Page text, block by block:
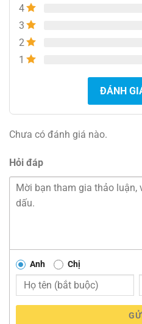
4
3
2
1
ĐÁNH
Chưa có đánh giá nào.
Hỏi đáp
Anh Chị